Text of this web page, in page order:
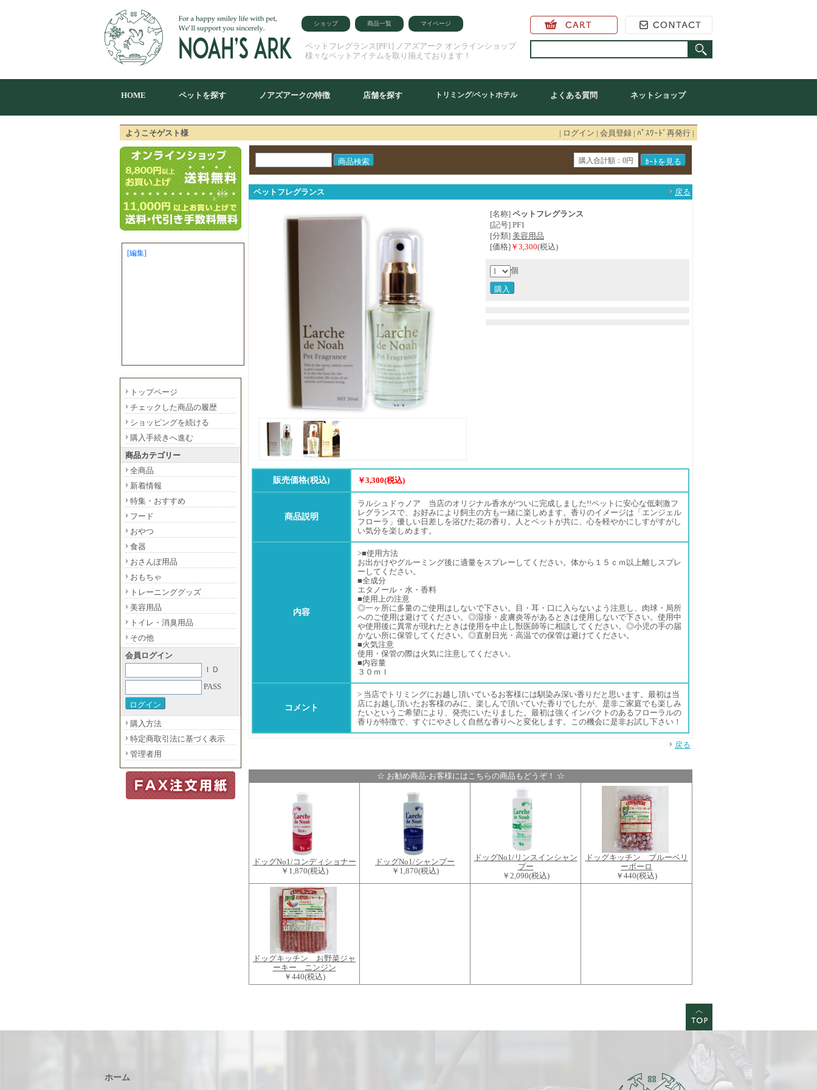
ショップ 商品一覧 マイページ
ペットフレグランス[PF1] ノアズアーク オンラインショップ
様々なペットアイテムを取り揃えております！
HOME ペットを探す ノアズアークの特徴 店舗を探す トリミング/ペットホテル よくある質問 ネットショップ
ようこそゲスト様 | ログイン | 会員登録 | ﾊﾟｽﾜｰﾄﾞ再発行 |
購入合計額：0円
ペットフレグランス 戻る
[名称] ペットフレグランス
[記号] PF1
[分類] 美容用品
[価格] ￥3,300(税込)
個
販売価格(税込) ￥3,300(税込)
商品説明
ラルシュドゥノア 当店のオリジナル香水がついに完成しました!!ペットに安心な低刺激フ
レグランスで、お好みにより飼主の方も一緒に楽しめます。香りのイメージは「エンジェル
フローラ」優しい日差しを浴びた花の香り。人とペットが共に、心を軽やかにしすがすがし
い気分を楽しめます。
内容
>■使用方法
お出かけやグルーミング後に適量をスプレーしてください。体から１５ｃｍ以上離しスプレ
ーしてください。
■全成分
エタノール・水・香料
■使用上の注意
◎一ヶ所に多量のご使用はしないで下さい。目・耳・口に入らないよう注意し、肉球・局所
へのご使用は避けてください。◎湿疹・皮膚炎等があるときは使用しないで下さい。使用中
や使用後に異常が現れたときは使用を中止し獣医師等に相談してください。◎小児の手の届
かない所に保管してください。◎直射日光・高温での保管は避けてください。
■火気注意
使用・保管の際は火気に注意してください。
■内容量
３０ｍｌ
コメント
> 当店でトリミングにお越し頂いているお客様には馴染み深い香りだと思います。最初は当
店にお越し頂いたお客様のみに、楽しんで頂いていた香りでしたが、是非ご家庭でも楽しみ
たいというご希望により、発売にいたりました。最初は強くインパクトのあるフローラルの
香りが特徴で、すぐにやさしく自然な香りへと変化します。この機会に是非お試し下さい！
戻る
☆ お勧め商品-お客様にはこちらの商品もどうぞ！ ☆
ドッグNo1/コンディショナー
￥1,870(税込)
ドッグNo1/シャンプー
￥1,870(税込)
ドッグNo1/リンスインシャン
プー
￥2,090(税込)
ドッグキッチン ブルーベリ
ーボーロ
￥440(税込)
ドッグキッチン お野菜ジャ
ーキー ニンジン
￥440(税込)
トップページ
チェックした商品の履歴
ショッピングを続ける
購入手続きへ進む
商品カテゴリー
全商品
新着情報
特集・おすすめ
フード
おやつ
食器
おさんぽ用品
おもちゃ
トレーニンググッズ
美容用品
トイレ・消臭用品
その他
会員ログイン
ＩＤ
PASS
購入方法
特定商取引法に基づく表示
管理者用
ホーム